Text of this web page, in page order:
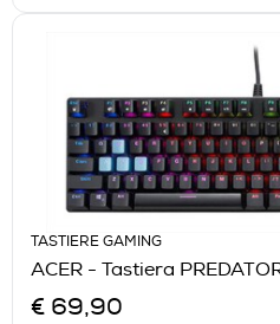
TASTIERE GAMING
ACER - Tastiera
€ 69,90